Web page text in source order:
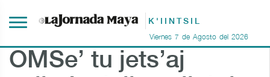
K'IINTSIL
Viernes 7 de Agosto del 2026
OMSe’ tu jets’aj